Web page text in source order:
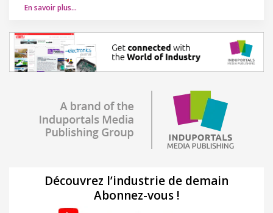
En savoir plus…
Découvrez l’industrie de demain
Abonnez-vous !